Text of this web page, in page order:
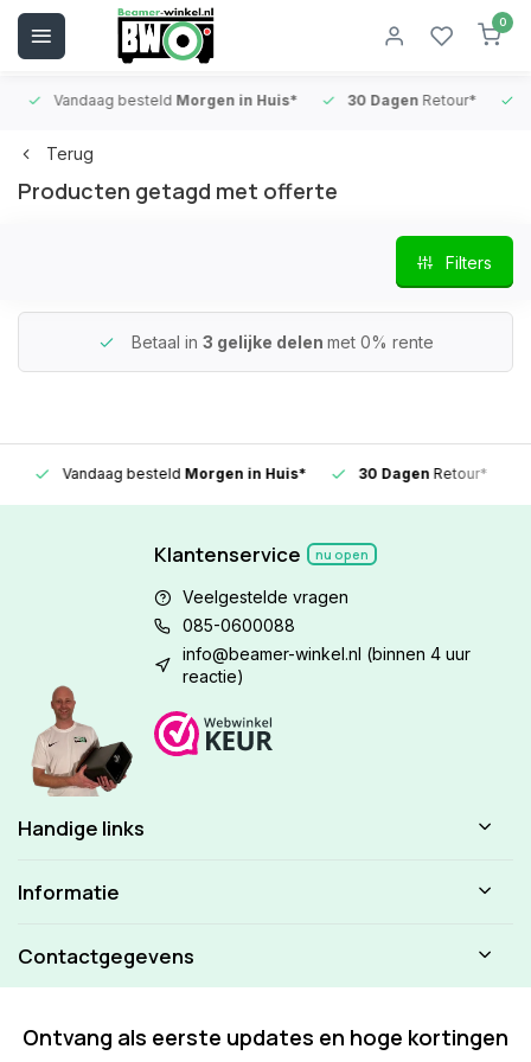
0
Vandaag besteldMorgen in Huis* 30 DagenRetour*
Terug
Producten getagd met offerte
Filters
Betaal in 3 gelijke delen met 0% rente
Vandaag besteldMorgen in Huis* 30 DagenRetour*
Klantenservice nu open
Veelgestelde vragen
085-0600088
info@beamer-winkel.nl (binnen 4 uur
reactie)
Handige links
Informatie
Contactgegevens
Ontvang als eerste updates en hoge kortingen